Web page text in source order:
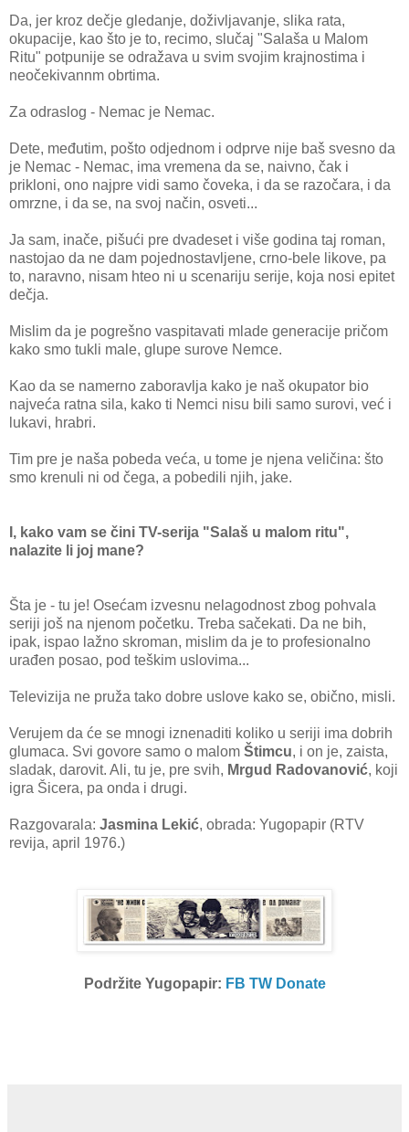
Da, jer kroz dečje gledanje, doživljavanje, slika rata,
okupacije, kao što je to, recimo, slučaj "Salaša u Malom
Ritu" potpunije se odražava u svim svojim krajnostima i
neočekivannm obrtima.
Za odraslog - Nemac je Nemac.
Dete, međutim, pošto odjednom i odprve nije baš svesno da
je Nemac - Nemac, ima vremena da se, naivno, čak i
prikloni, ono najpre vidi samo čoveka, i da se razočara, i da
omrzne, i da se, na svoj način, osveti...
Ja sam, inače, pišući pre dvadeset i više godina taj roman,
nastojao da ne dam pojednostavljene, crno-bele likove, pa
to, naravno, nisam hteo ni u scenariju serije, koja nosi epitet
dečja.
Mislim da je pogrešno vaspitavati mlade generacije pričom
kako smo tukli male, glupe surove Nemce.
Kao da se namerno zaboravlja kako je naš okupator bio
najveća ratna sila, kako ti Nemci nisu bili samo surovi, već i
lukavi, hrabri.
Tim pre je naša pobeda veća, u tome je njena veličina: što
smo krenuli ni od čega, a pobedili njih, jake.
I, kako vam se čini TV-serija "Salaš u malom ritu",
nalazite li joj mane?
Šta je - tu je! Osećam izvesnu nelagodnost zbog pohvala
seriji još na njenom početku. Treba sačekati. Da ne bih,
ipak, ispao lažno skroman, mislim da je to profesionalno
urađen posao, pod teškim uslovima...
Televizija ne pruža tako dobre uslove kako se, obično, misli.
Verujem da će se mnogi iznenaditi koliko u seriji ima dobrih
glumaca. Svi govore samo o malom Štimcu, i on je, zaista,
sladak, darovit. Ali, tu je, pre svih, Mrgud Radovanović, koji
igra Šicera, pa onda i drugi.
Razgovarala: Jasmina Lekić, obrada: Yugopapir (RTV
revija, april 1976.)
Podržite Yugopapir: FB TW Donate